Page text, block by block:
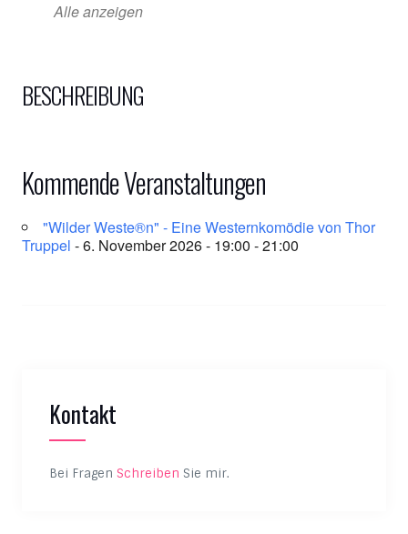
Alle anzeigen
BESCHREIBUNG
Kommende Veranstaltungen
"Wilder Weste®n" - Eine Westernkomödie von Thor
Truppel - 6. November 2026 - 19:00 - 21:00
Kontakt
Bei Fragen Schreiben Sie mir.